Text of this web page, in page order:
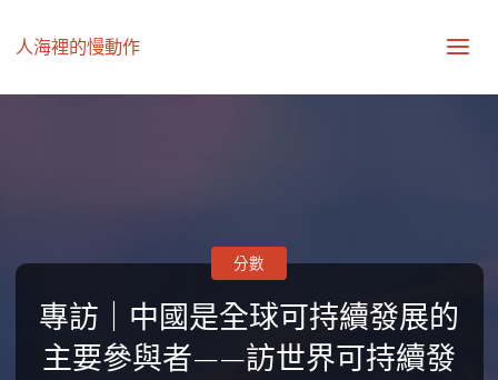
人海裡的慢動作
專訪｜中國是全球可持續發展的
主要參與者——訪世界可持續發
分數